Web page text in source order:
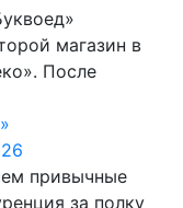
магазин в
После
привычные
за полку